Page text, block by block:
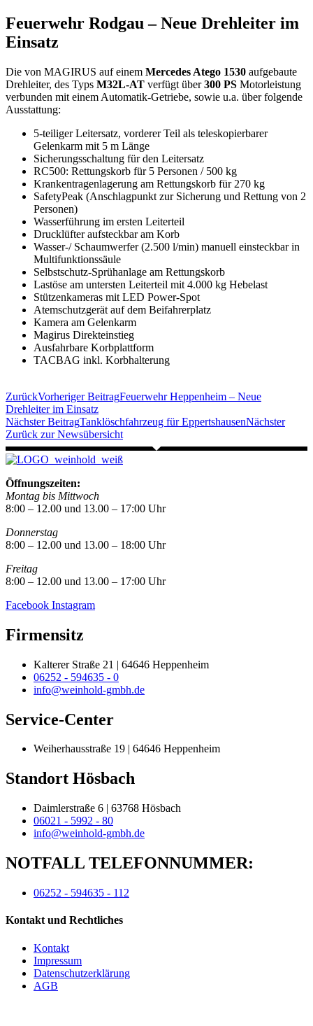
Feuerwehr Rodgau – Neue Drehleiter im
Einsatz
Die von MAGIRUS auf einem Mercedes Atego 1530 aufgebaute
Drehleiter, des Typs M32L-AT verfügt über300 PS Motorleistung
verbunden mit einem Automatik-Getriebe, sowie u.a. über folgende
Ausstattung:
5-teiliger Leitersatz, vorderer Teil als teleskopierbarer
Gelenkarm mit 5 m Länge
Sicherungsschaltung für den Leitersatz
RC500: Rettungskorb für 5 Personen / 500 kg
Krankentragenlagerung am Rettungskorb für 270 kg
SafetyPeak (Anschlagpunkt zur Sicherung und Rettung von 2
Personen)
Wasserführung im ersten Leiterteil
Drucklüfter aufsteckbar am Korb
Wasser-/ Schaumwerfer (2.500 l/min) manuell einsteckbar in
Multifunktionssäule
Selbstschutz-Sprühanlage am Rettungskorb
Lastöse am untersten Leiterteil mit 4.000 kg Hebelast
Stützenkameras mit LED Power-Spot
Atemschutzgerät auf dem Beifahrerplatz
Kamera am Gelenkarm
Magirus Direkteinstieg
Ausfahrbare Korbplattform
TACBAG inkl. Korbhalterung
ZurückVorheriger BeitragFeuerwehr Heppenheim – Neue
Drehleiter im Einsatz
Nächster BeitragTanklöschfahrzeug für EppertshausenNächster
Zurück zur Newsübersicht
Öffnungszeiten:
Montag bis Mittwoch
8:00 – 12.00 und 13.00 – 17:00 Uhr
Donnerstag
8:00 – 12.00 und 13.00 – 18:00 Uhr
Freitag
8:00 – 12.00 und 13.00 – 17:00 Uhr
Facebook Instagram
Firmensitz
Kalterer Straße 21 | 64646 Heppenheim
06252 - 594635 - 0
info@weinhold-gmbh.de
Service-Center
Weiherhausstraße 19 | 64646 Heppenheim
Standort Hösbach
Daimlerstraße 6 | 63768 Hösbach
06021 - 5992 - 80
info@weinhold-gmbh.de
NOTFALL TELEFONNUMMER:
06252 - 594635 - 112
Kontakt und Rechtliches
Kontakt
Impressum
Datenschutzerklärung
AGB